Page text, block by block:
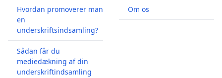
Hvordan promoverer man
en
underskriftsindsamling?
Sådan får du
mediedækning af din
underskriftindsamling
Om os